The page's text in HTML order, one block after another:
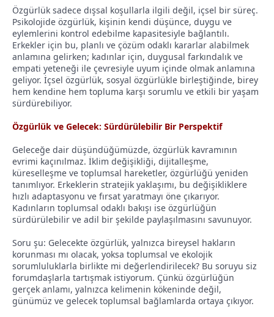
Özgürlük sadece dışsal koşullarla ilgili değil, içsel bir süreç.
Psikolojide özgürlük, kişinin kendi düşünce, duygu ve
eylemlerini kontrol edebilme kapasitesiyle bağlantılı.
Erkekler için bu, planlı ve çözüm odaklı kararlar alabilmek
anlamına gelirken; kadınlar için, duygusal farkındalık ve
empati yeteneği ile çevresiyle uyum içinde olmak anlamına
geliyor. İçsel özgürlük, sosyal özgürlükle birleştiğinde, birey
hem kendine hem topluma karşı sorumlu ve etkili bir yaşam
sürdürebiliyor.
Özgürlük ve Gelecek: Sürdürülebilir Bir Perspektif
Geleceğe dair düşündüğümüzde, özgürlük kavramının
evrimi kaçınılmaz. İklim değişikliği, dijitalleşme,
küreselleşme ve toplumsal hareketler, özgürlüğü yeniden
tanımlıyor. Erkeklerin stratejik yaklaşımı, bu değişikliklere
hızlı adaptasyonu ve fırsat yaratmayı öne çıkarıyor.
Kadınların toplumsal odaklı bakışı ise özgürlüğün
sürdürülebilir ve adil bir şekilde paylaşılmasını savunuyor.
Soru şu: Gelecekte özgürlük, yalnızca bireysel hakların
korunması mı olacak, yoksa toplumsal ve ekolojik
sorumluluklarla birlikte mi değerlendirilecek? Bu soruyu siz
forumdaşlarla tartışmak istiyorum. Çünkü özgürlüğün
gerçek anlamı, yalnızca kelimenin kökeninde değil,
günümüz ve gelecek toplumsal bağlamlarda ortaya çıkıyor.